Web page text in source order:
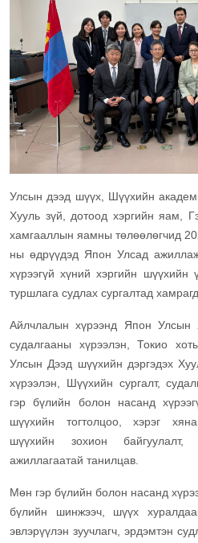
Улсын дээд шүүх, Шүүхийн
Хууль зүй, дотоод хэргийн яам,
хамгааллын яамны төлөөлөгчид
ны өдрүүдэд Япон Улсад
хүрээгүй хүний хэргийн шүүхийн
туршлага судлах сургалтад
Айлчлалын хүрээнд Япон Улсын
судалгааны хүрээлэн, Токио
Улсын Дээд шүүхийн дэргэдэх
хүрээлэн, Шүүхийн сургалт,
гэр бүлийн болон насанд
шүүхийн тогтолцоо, хэрэг
шүүхийн зохион
ажиллагаатай танилцав.
Мөн гэр бүлийн болон насанд
бүлийн шинжээч, шүүх
эвлэрүүлэн зуучлагч, эрдэмтэн